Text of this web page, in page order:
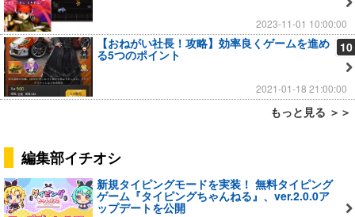
2023-11-01 10:00:00
10
【おねがい社長！攻略】効率良くゲームを進め
る5つのポイント
2021-01-18 21:00:00
もっと見る ＞＞
編集部イチオシ
新規タイピングモードを実装！ 無料タイピング
ゲーム『タイピングちゃんねる』、ver.2.0.0ア
ップデートを公開